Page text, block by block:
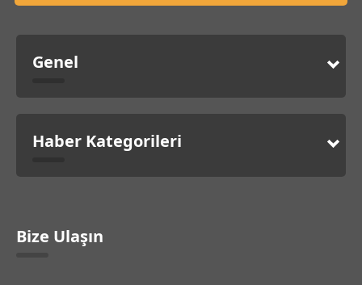
Genel
Haber Kategorileri
Bize Ulaşın